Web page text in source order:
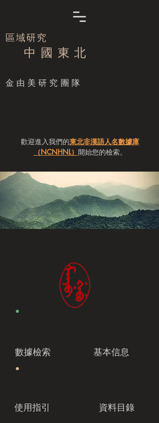
區域研究
中 國 東 北
​金由美研究團隊
歡迎進入我們的東北非漢語人名數據庫
（NCNHNL） 開始您的檢索。
數據檢索 基本信息
使用指引 資料目錄